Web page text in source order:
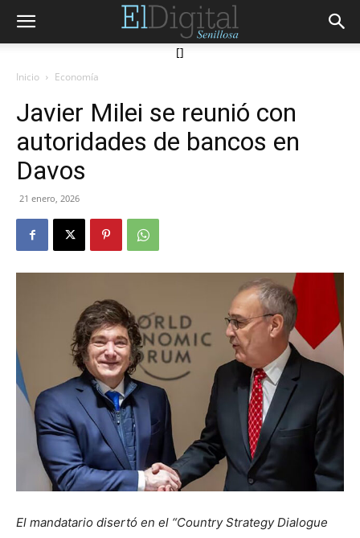
[]
Inicio Economía
Javier Milei se reunió con
autoridades de bancos en
Davos
21 enero, 2026
El mandatario disertó en el “Country Strategy Dialogue